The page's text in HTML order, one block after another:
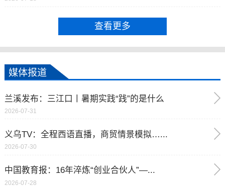
查看更多
媒体报道
兰溪发布：三江口丨暑期实践“践”的是什么
2026-07-31
义乌TV：全程西语直播，商贸情景模拟…...
2026-07-30
中国教育报：16年淬炼“创业合伙人”—...
2026-07-28